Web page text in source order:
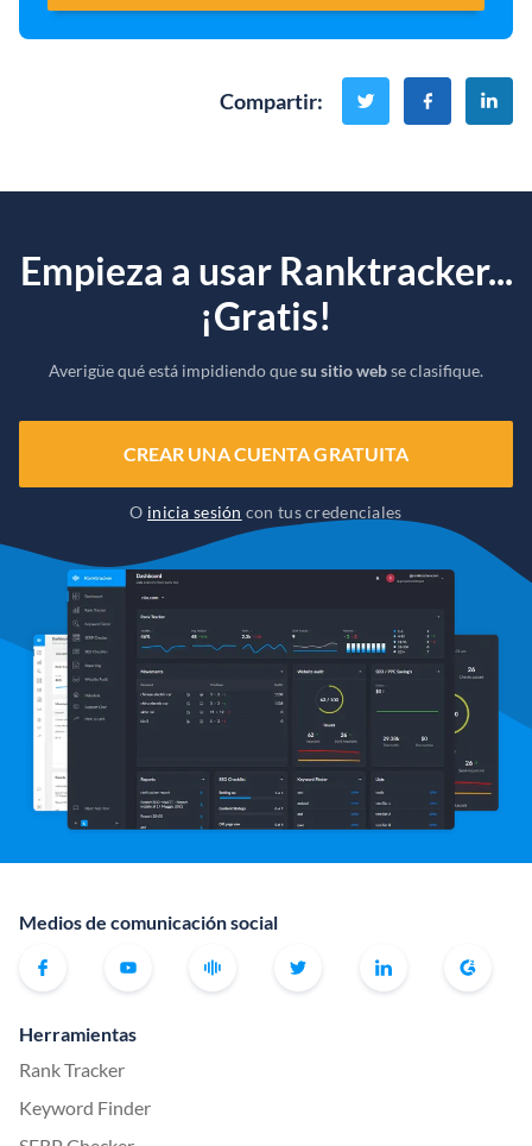
Compartir:
Empieza a usar Ranktracker...
¡Gratis!
Averigüe qué está impidiendo quesu sitio webse clasifique.
CREAR UNA CUENTA GRATUITA
O inicia sesión con tus credenciales
Medios de comunicación social
Herramientas
Rank Tracker
Keyword Finder